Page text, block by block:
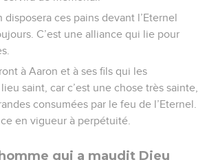
existence paisible.
: « Que mangerons-nous la septième
année, je répandrai ma bénédiction
une récolte suffisante pour trois
la huitième année, vous vivrez